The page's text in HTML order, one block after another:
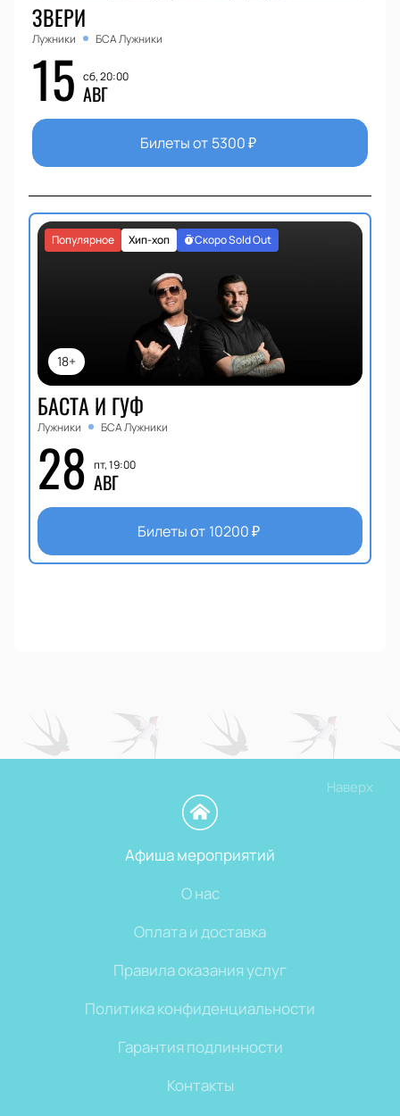
ЗВЕРИ
Лужники БСА Лужники
15 сб, 20:00
АВГ
Билеты от 5300₽
18+
Хип-хоп
Популярное Скоро Sold Out
БАСТА И ГУФ
Лужники БСА Лужники
28 пт, 19:00
АВГ
Билеты от 10200₽
Наверх
Афиша мероприятий
О нас
Оплата и доставка
Правила оказания услуг
Политика конфиденциальности
Гарантия подлинности
Контакты